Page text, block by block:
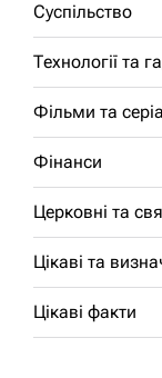
Суспільство
Технології та
Фільми та
Фінанси
Церковні та
Цікаві та
Цікаві факти